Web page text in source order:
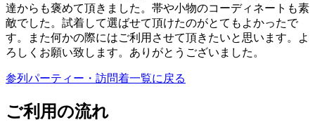
達からも褒めて頂きました。帯や小物のコーディネートも素
敵でした。試着して選ばせて頂けたのがとてもよかったで
す。また何かの際にはご利用させて頂きたいと思います。よ
ろしくお願い致します。ありがとうございました。
参列パーティー・訪問着一覧に戻る
ご利用の流れ